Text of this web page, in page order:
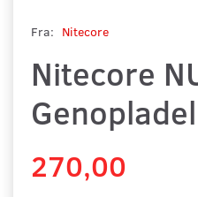
Fra: Nitecore
Nitecore
270,00